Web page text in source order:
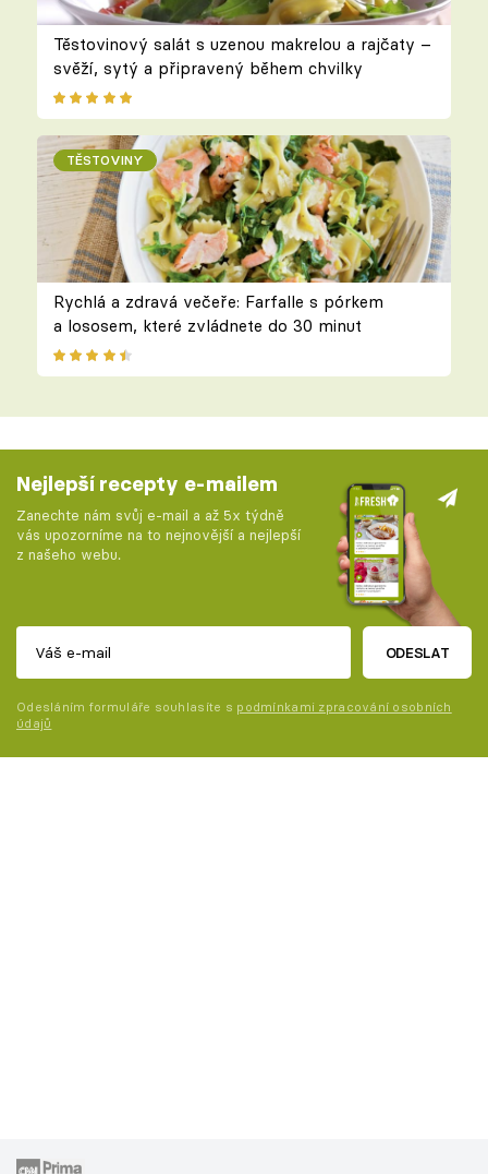
Těstovinový salát s uzenou makrelou a rajčaty –
svěží, sytý a připravený během chvilky
TĚSTOVINY
Rychlá a zdravá večeře: Farfalle s pórkem
a lososem, které zvládnete do 30 minut
Nejlepší recepty e-mailem
Zanechte nám svůj e-mail a až 5x týdně
vás upozorníme na to nejnovější a nejlepší
z našeho webu.
ODESLAT
Odesláním formuláře souhlasíte s podmínkami zpracování osobních
údajů